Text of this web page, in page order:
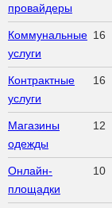
провайдеры
Коммунальные
услуги
16
Контрактные
услуги
16
Магазины
одежды
12
Онлайн-
площадки
10